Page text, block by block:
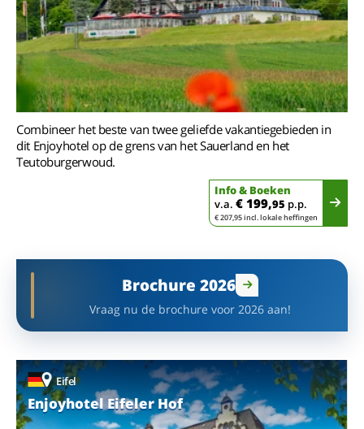
Combineer het beste van twee geliefde vakantiegebieden in
dit Enjoyhotel op de grens van het Sauerland en het
Teutoburgerwoud.
Info & Boeken
v.a. € 199,95 p.p.
€ 207,95 incl. lokale heffingen
Brochure 2026
Vraag nu de brochure voor 2026 aan!
Eifel
Enjoyhotel Eifeler Hof